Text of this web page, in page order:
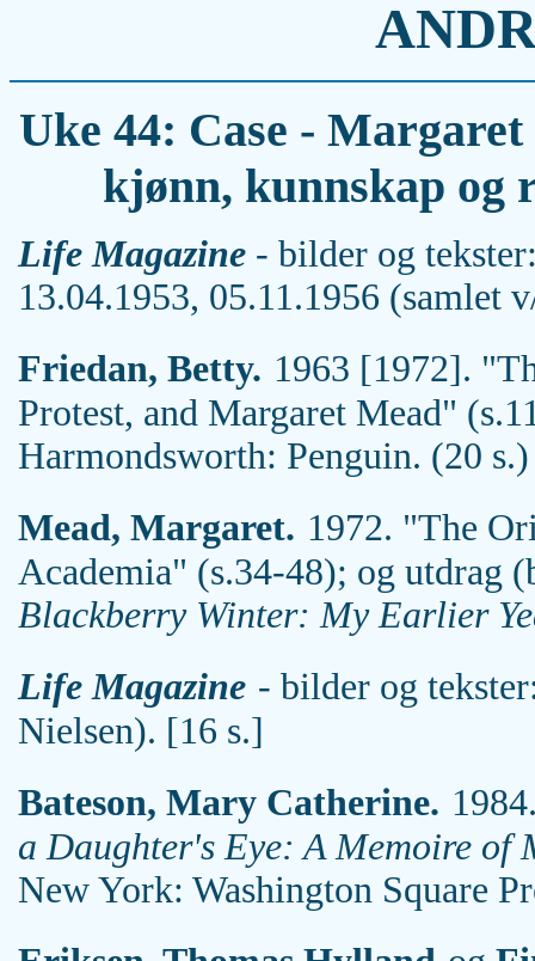
Uke 44: Case -
kjønn, kunnskap og
Life Magazine - bilder og
13.04.1953, 05.11.1956 (samlet
Friedan, Betty. 1963 [1972].
Protest, and Margaret Mead"
Harmondsworth: Penguin. (20 s.)
Mead, Margaret. 1972. "The
Academia" (s.34-48); og utdrag
Blackberry Winter: My Earlier
Life Magazine - bilder og
Nielsen). [16 s.]
Bateson, Mary Catherine.
a Daughter's Eye: A Memoire of
New York: Washington Square